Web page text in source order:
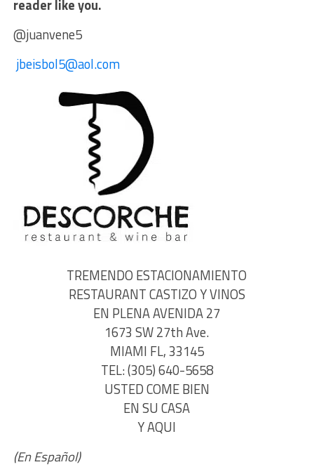
reader like you.
@juanvene5
jbeisbol5@aol.com
TREMENDO ESTACIONAMIENTO
RESTAURANT CASTIZO Y VINOS
EN PLENA AVENIDA 27
1673 SW 27th Ave.
MIAMI FL, 33145
TEL: (305) 640-5658
USTED COME BIEN
EN SU CASA
Y AQUI
(En Español)